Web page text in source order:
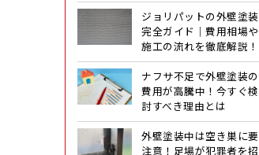
ジョリパットの外壁塗装
完全ガイド｜費用相場や
施工の流れを徹底解説！
ナフサ不足で外壁塗装の
費用が高騰中！今すぐ検
討すべき理由とは
外壁塗装中は空き巣に要
注意！足場が犯罪者を招